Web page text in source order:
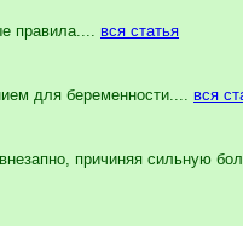
правила.... вся статья
для беременности.... вся
причиняя сильную